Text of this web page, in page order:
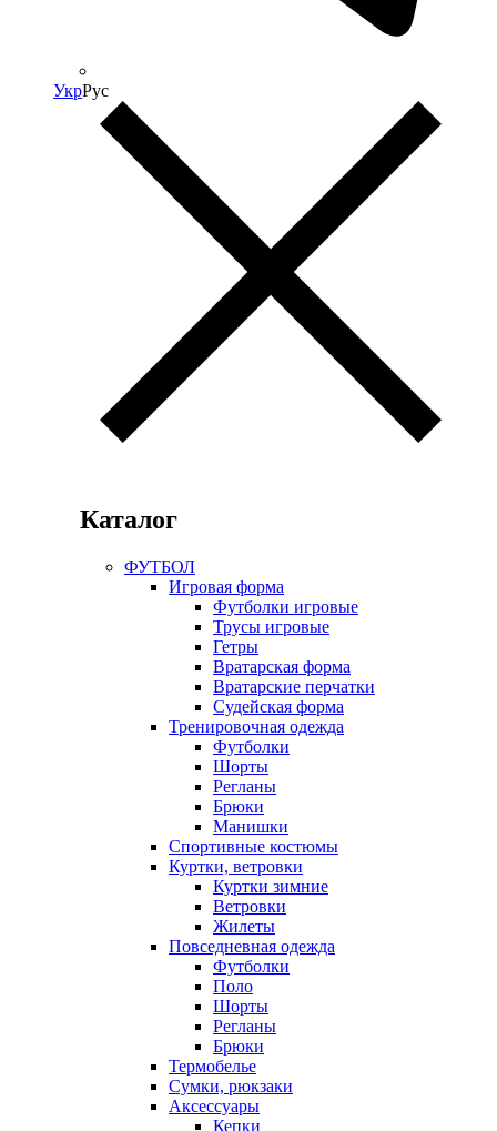
УкрРус
Каталог
ФУТБОЛ
Игровая форма
Футболки игровые
Трусы игровые
Гетры
Вратарская форма
Вратарские перчатки
Судейская форма
Тренировочная одежда
Футболки
Шорты
Регланы
Брюки
Манишки
Спортивные костюмы
Куртки, ветровки
Куртки зимние
Ветровки
Жилеты
Повседневная одежда
Футболки
Поло
Шорты
Регланы
Брюки
Термобелье
Сумки, рюкзаки
Аксессуары
Кепки